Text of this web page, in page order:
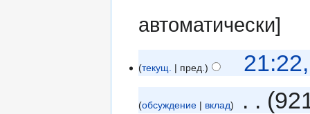
автоматически]
текущ. пред.
обсуждение вклад